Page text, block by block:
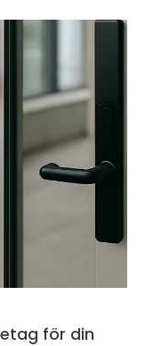
för din